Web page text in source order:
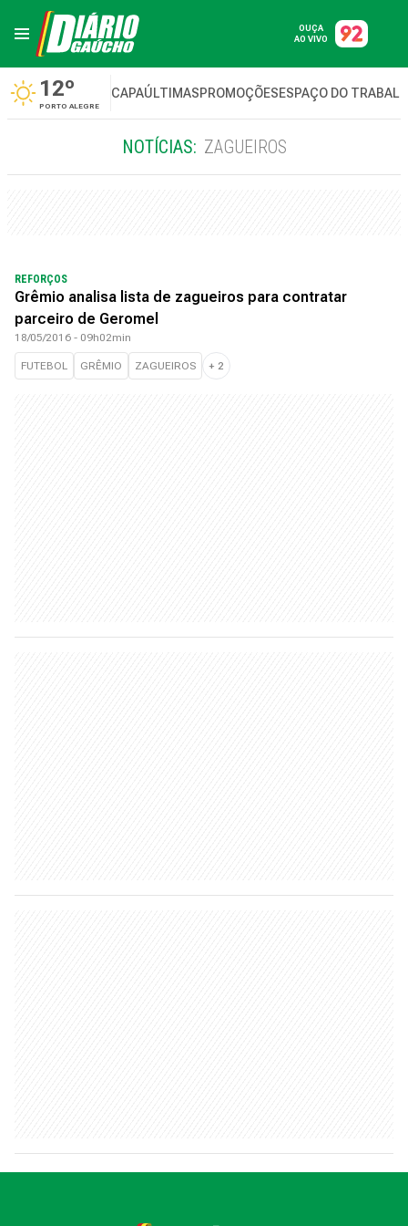
OUÇA
AO VIVO
12º
PORTO ALEGRE
CAPAÚLTIMASPROMOÇÕESESPAÇO DO
NOTÍCIAS: ZAGUEIROS
REFORÇOS
Grêmio analisa lista de zagueiros para contratar
parceiro de Geromel
18/05/2016 - 09h02min
FUTEBOL GRÊMIO ZAGUEIROS + 2